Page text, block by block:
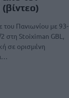
του Πανιωνίου με 93-
στη Stoiximan GBL,
σε ορισμένη